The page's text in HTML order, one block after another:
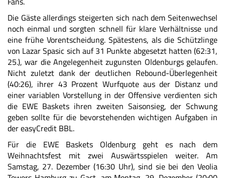
Die Gäste allerdings steigerten sich nach dem Seitenwechsel
noch einmal und sorgten schnell für klare Verhältnisse und
eine frühe Vorentscheidung. Spätestens, als die Schützlinge
von Lazar Spasic sich auf 31 Punkte abgesetzt hatten (62:31,
25.), war die Angelegenheit zugunsten Oldenburgs gelaufen.
Nicht zuletzt dank der deutlichen Rebound-Überlegenheit
(40:26), ihrer 43 Prozent Wurfquote aus der Distanz und
einer variablen Vorstellung in der Offensive verdienten sich
die EWE Baskets ihren zweiten Saisonsieg, der Schwung
geben sollte für die bevorstehenden wichtigen Aufgaben in
der easyCredit BBL.
Für die EWE Baskets Oldenburg geht es nach dem
Weihnachtsfest mit zwei Auswärtsspielen weiter. Am
Samstag, 27. Dezember (16:30 Uhr), sind sie bei den Veolia